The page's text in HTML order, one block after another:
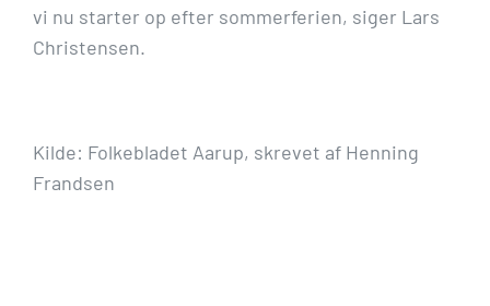
vi nu starter op efter sommerferien, siger Lars
Christensen.
Kilde: Folkebladet Aarup, skrevet af Henning
Frandsen